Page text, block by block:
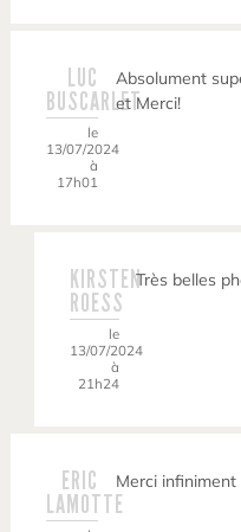
LUC
BUSCARLET
le
13/07/2024
à
17h01
Absolument
et Merci!
KIRSTEN
ROESS
le
13/07/2024
à
21h24
Très belles
ERIC
LAMOTTE
Merci infiniment